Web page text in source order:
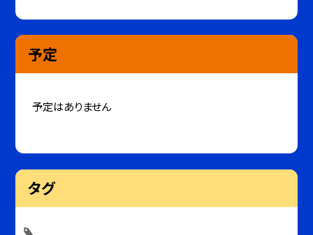
予定
予定はありません
タグ